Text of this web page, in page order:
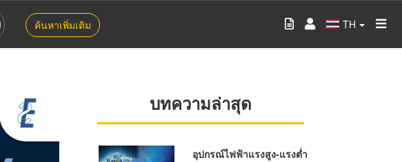
ค้นหาเพิ่มเติม TH
บทความล่าสุด
อุปกรณ์ไฟฟ้าแรงสูง-แรงต่ำ